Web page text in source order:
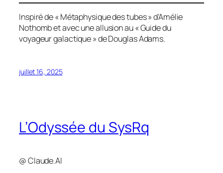
Inspiré de « Métaphysique des tubes » d’Amélie
Nothomb et avec une allusion au « Guide du
voyageur galactique » de Douglas Adams.
juillet 16, 2025
L’Odyssée du SysRq
@ Claude.AI